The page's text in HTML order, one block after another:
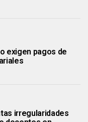
exigen pagos de
irregularidades